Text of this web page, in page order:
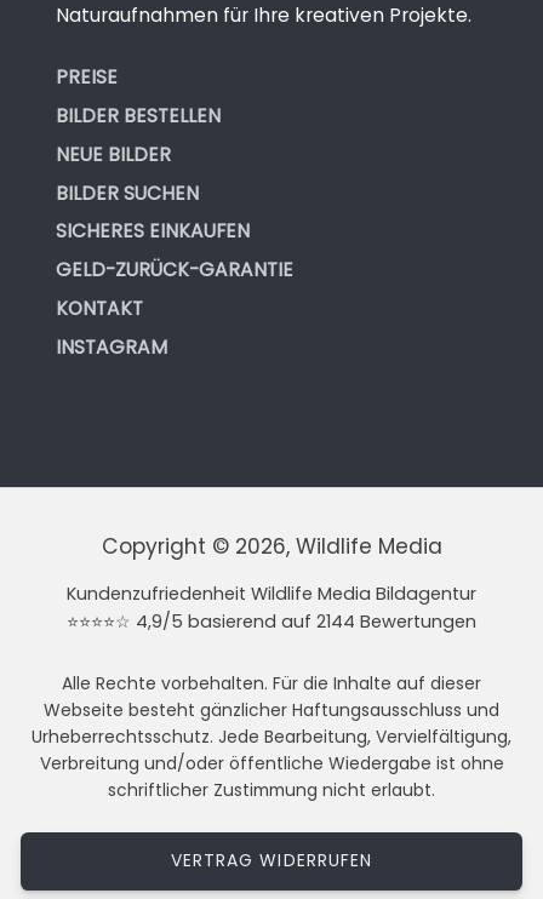
Naturaufnahmen für Ihre kreativen Projekte.
PREISE
BILDER BESTELLEN
NEUE BILDER
BILDER SUCHEN
SICHERES EINKAUFEN
GELD-ZURÜCK-GARANTIE
KONTAKT
INSTAGRAM
Copyright © 2026, Wildlife Media
Kundenzufriedenheit Wildlife Media Bildagentur
⭐⭐⭐⭐☆ 4,9/5 basierend auf 2144 Bewertungen
Alle Rechte vorbehalten. Für die Inhalte auf dieser
Webseite besteht gänzlicher Haftungsausschluss und
Urheberrechtsschutz. Jede Bearbeitung, Vervielfältigung,
Verbreitung und/oder öffentliche Wiedergabe ist ohne
schriftlicher Zustimmung nicht erlaubt.
VERTRAG WIDERRUFEN